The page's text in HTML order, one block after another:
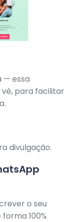
— essa
vê, para facilitar
divulgação.
o seu
100%